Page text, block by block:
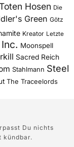
Hosen Die
Green Götz
Kreator Letzte
Moonspell
Sacred Reich
Stahlmann Steel
The Traceelords
Du nichts
kündbar.